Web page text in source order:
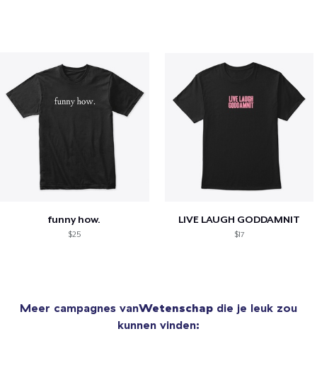
funny how.
$25
LIVE LAUGH GODDAMNIT
$17
Meer campagnes vanWetenschap die je leuk zou
kunnen vinden: